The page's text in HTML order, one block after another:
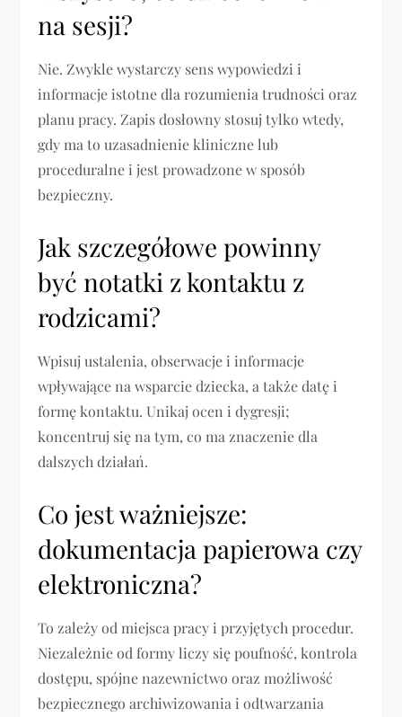
na sesji?
Nie. Zwykle wystarczy sens wypowiedzi i
informacje istotne dla rozumienia trudności oraz
planu pracy. Zapis dosłowny stosuj tylko wtedy,
gdy ma to uzasadnienie kliniczne lub
proceduralne i jest prowadzone w sposób
bezpieczny.
Jak szczegółowe powinny
być notatki z kontaktu z
rodzicami?
Wpisuj ustalenia, obserwacje i informacje
wpływające na wsparcie dziecka, a także datę i
formę kontaktu. Unikaj ocen i dygresji;
koncentruj się na tym, co ma znaczenie dla
dalszych działań.
Co jest ważniejsze:
dokumentacja papierowa czy
elektroniczna?
To zależy od miejsca pracy i przyjętych procedur.
Niezależnie od formy liczy się poufność, kontrola
dostępu, spójne nazewnictwo oraz możliwość
bezpiecznego archiwizowania i odtwarzania